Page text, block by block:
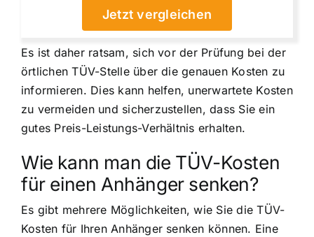
Jetzt vergleichen
Es ist daher ratsam, sich vor der Prüfung bei der
örtlichen TÜV-Stelle über die genauen Kosten zu
informieren. Dies kann helfen, unerwartete Kosten
zu vermeiden und sicherzustellen, dass Sie ein
gutes Preis-Leistungs-Verhältnis erhalten.
Wie kann man die TÜV-Kosten
für einen Anhänger senken?
Es gibt mehrere Möglichkeiten, wie Sie die TÜV-
Kosten für Ihren Anhänger senken können. Eine